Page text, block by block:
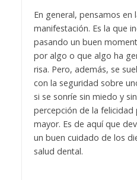
En general, pensamos en
manifestación. Es la que
pasando un buen
por algo o que algo ha
risa. Pero, además, se
con la seguridad sobre
si se sonríe sin miedo y
percepción de la felicidad
mayor. Es de aquí que
un buen cuidado de los
salud dental.